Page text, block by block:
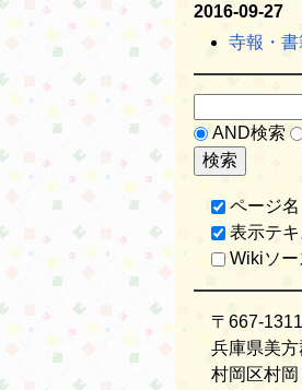
2016-09-27
寺報・書
AND検索
ページ名
表示テキ
Wikiソー
〒667-1311
兵庫県美
村岡区村岡